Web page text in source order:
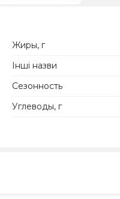
Жиры, г
Інші назви
Сезонность
Углеводы, г